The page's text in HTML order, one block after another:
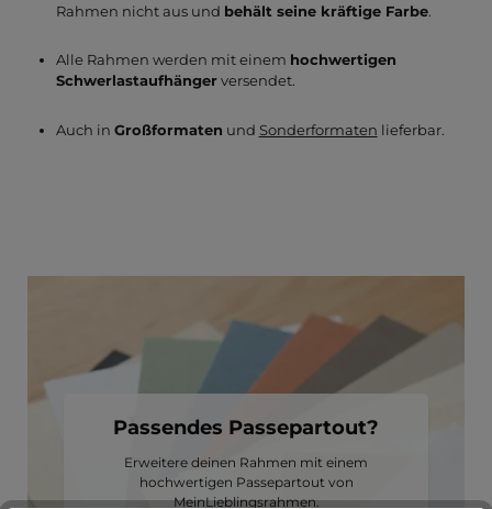
Rahmen nicht aus und behält seine kräftige Farbe.
Alle Rahmen werden mit einem hochwertigen
Schwerlastaufhängerversendet.
Auch in Großformaten und Sonderformaten lieferbar.
Passendes Passepartout?
Erweitere deinen Rahmen mit einem
hochwertigen Passepartout von
MeinLieblingsrahmen.